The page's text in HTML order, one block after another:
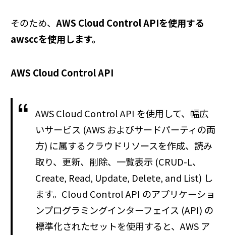
そのため、 AWS Cloud Control APIを使用する
awsccを使用します。
AWS Cloud Control API
AWS Cloud Control API を使用して、幅広
いサービス (AWS およびサードパーティの両
方) に属するクラウドリソースを作成、読み
取り、更新、削除、一覧表示 (CRUD-L、
Create, Read, Update, Delete, and List) し
ます。Cloud Control API のアプリケーショ
ンプログラミングインターフェイス (API) の
標準化されたセットを使用すると、AWS ア